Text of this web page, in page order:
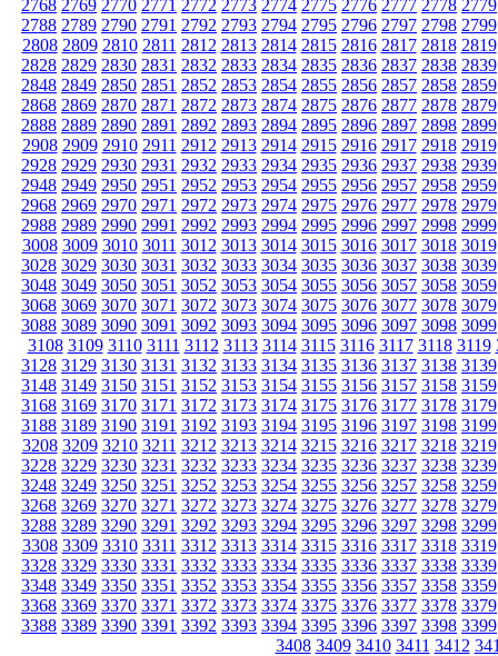
2768 2769 2770 2771 2772 2773 2774 2775 2776 2777 2778 2779
2788 2789 2790 2791 2792 2793 2794 2795 2796 2797 2798 2799
2808 2809 2810 2811 2812 2813 2814 2815 2816 2817 2818 2819
2828 2829 2830 2831 2832 2833 2834 2835 2836 2837 2838 2839
2848 2849 2850 2851 2852 2853 2854 2855 2856 2857 2858 2859
2868 2869 2870 2871 2872 2873 2874 2875 2876 2877 2878 2879
2888 2889 2890 2891 2892 2893 2894 2895 2896 2897 2898 2899
2908 2909 2910 2911 2912 2913 2914 2915 2916 2917 2918 2919
2928 2929 2930 2931 2932 2933 2934 2935 2936 2937 2938 2939
2948 2949 2950 2951 2952 2953 2954 2955 2956 2957 2958 2959
2968 2969 2970 2971 2972 2973 2974 2975 2976 2977 2978 2979
2988 2989 2990 2991 2992 2993 2994 2995 2996 2997 2998 2999
3008 3009 3010 3011 3012 3013 3014 3015 3016 3017 3018 3019
3028 3029 3030 3031 3032 3033 3034 3035 3036 3037 3038 3039
3048 3049 3050 3051 3052 3053 3054 3055 3056 3057 3058 3059
3068 3069 3070 3071 3072 3073 3074 3075 3076 3077 3078 3079
3088 3089 3090 3091 3092 3093 3094 3095 3096 3097 3098 3099
3108 3109 3110 3111 3112 3113 3114 3115 3116 3117 3118 3119
3128 3129 3130 3131 3132 3133 3134 3135 3136 3137 3138 3139
3148 3149 3150 3151 3152 3153 3154 3155 3156 3157 3158 3159
3168 3169 3170 3171 3172 3173 3174 3175 3176 3177 3178 3179
3188 3189 3190 3191 3192 3193 3194 3195 3196 3197 3198 3199
3208 3209 3210 3211 3212 3213 3214 3215 3216 3217 3218 3219
3228 3229 3230 3231 3232 3233 3234 3235 3236 3237 3238 3239
3248 3249 3250 3251 3252 3253 3254 3255 3256 3257 3258 3259
3268 3269 3270 3271 3272 3273 3274 3275 3276 3277 3278 3279
3288 3289 3290 3291 3292 3293 3294 3295 3296 3297 3298 3299
3308 3309 3310 3311 3312 3313 3314 3315 3316 3317 3318 3319
3328 3329 3330 3331 3332 3333 3334 3335 3336 3337 3338 3339
3348 3349 3350 3351 3352 3353 3354 3355 3356 3357 3358 3359
3368 3369 3370 3371 3372 3373 3374 3375 3376 3377 3378 3379
3388 3389 3390 3391 3392 3393 3394 3395 3396 3397 3398 3399
3408 3409 3410 3411 3412